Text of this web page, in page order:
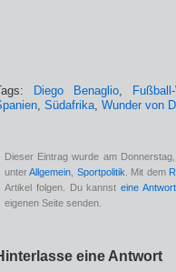
Diego Benaglio,
, Südafrika, Wunder von
Dieser Eintrag wurde am
unterAllgemein Sportpolitik . Mit dem
Artikel folgen. Du kannsteine
eigenen Seite senden.
eine Antwort